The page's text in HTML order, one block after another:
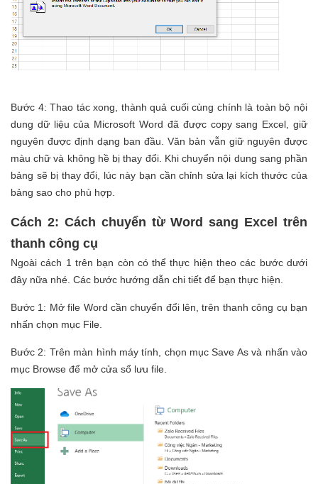
Bước 4: Thao tác xong, thành quả cuối cùng chính là toàn bộ nội
dung dữ liệu của Microsoft Word đã được copy sang Excel, giữ
nguyên được định dạng ban đầu. Văn bản vẫn giữ nguyên được
màu chữ và không hề bị thay đổi. Khi chuyển nội dung sang phần
bảng sẽ bị thay đổi, lúc này bạn cần chỉnh sửa lại kích thước của
bảng sao cho phù hợp.
Cách 2: Cách chuyển từ Word sang Excel trên
thanh công cụ
Ngoài cách 1 trên bạn còn có thể thực hiện theo các bước dưới
đây nữa nhé. Các bước hướng dẫn chi tiết để bạn thực hiện.
Bước 1: Mở file Word cần chuyển đổi lên, trên thanh công cụ bạn
nhấn chọn mục File.
Bước 2: Trên màn hình máy tính, chọn mục Save As và nhấn vào
mục Browse để mở cửa sổ lưu file.